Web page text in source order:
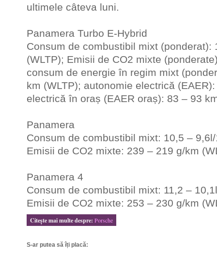
ultimele câteva luni.
Panamera Turbo E-Hybrid
Consum de combustibil mixt (ponderat):
(WLTP); Emisii de CO2 mixte
consum de energie în regim mixt
km (WLTP); autonomie electrică
electrică în oraș (EAER oraș): 83 – 93
Panamera
Consum de combustibil mixt: 10,5 –
Emisii de CO2 mixte: 239 – 219 g/km
Panamera 4
Consum de combustibil mixt: 11,2 –
Emisii de CO2 mixte: 253 – 230 g/km
Citeşte mai multe despre: Porsche
S-ar putea să îți placă: